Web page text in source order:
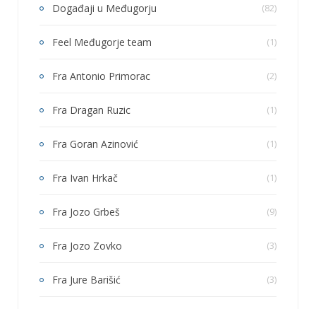
Događaji u Međugorju (82)
Feel Međugorje team (1)
Fra Antonio Primorac (2)
Fra Dragan Ruzic (1)
Fra Goran Azinović (1)
Fra Ivan Hrkač (1)
Fra Jozo Grbeš (9)
Fra Jozo Zovko (3)
Fra Jure Barišić (3)